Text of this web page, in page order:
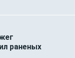
раненых